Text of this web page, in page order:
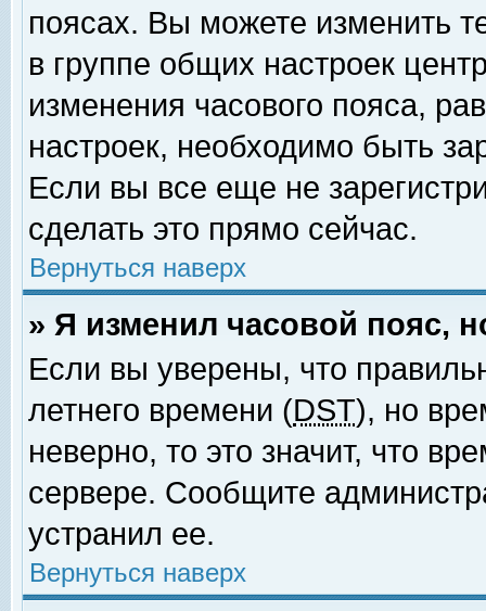
поясах. Вы можете изменить
в группе общих настроек
изменения часового пояса,
настроек, необходимо быть
Если вы все еще не
сделать это прямо сейчас.
Вернуться наверх
» Я изменил часовой пояс,
Если вы уверены, что
летнего времени (DST), но
неверно, то это значит, что
сервере. Сообщите
устранил ее.
Вернуться наверх